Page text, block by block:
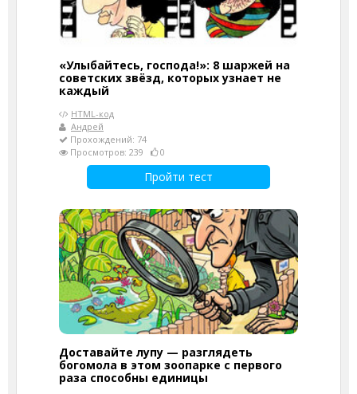
«Улыбайтесь, господа!»: 8 шаржей на
советских звёзд, которых узнает не
каждый
HTML-код
Андрей
Прохождений: 74
Просмотров: 239
0
Пройти тест
Доставайте лупу — разглядеть
богомола в этом зоопарке с первого
раза способны единицы